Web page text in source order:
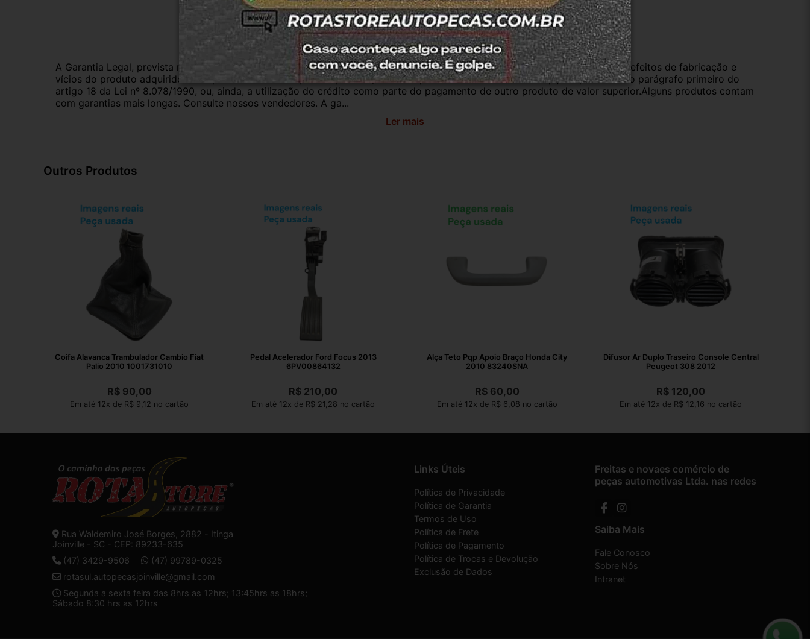
Garantia Certificado de Procedência Troca e Devolução
A Garantia Legal, prevista no Código de Defesa do Consumidor, é de 90 (noventa) dias a partir da data da compra e cobre defeitos de fabricação e
vícios do produto adquirido.Na impossibilidade de reparar o produto, o cliente poderá escolher dentre as opções previstas no parágrafo primeiro do
artigo 18 da Lei nº 8.078/1990, ou, ainda, a utilização do crédito como parte do pagamento de outro produto de valor superior.Alguns produtos contam
com garantias mais longas. Consulte nossos vendedores. A ga...
Ler mais
Outros Produtos
Coifa Alavanca Trambulador Cambio Fiat
Palio 2010 1001731010
R$90,00
Em até 12x de R$ 9,12 no cartão
Pedal Acelerador Ford Focus 2013
6PV00864132
R$ 210,00
Em até 12x de R$ 21,28 no cartão
Alça Teto Pqp Apoio Braço Honda City
2010 83240SNA
R$60,00
Em até 12x de R$ 6,08 no cartão
Difusor Ar Duplo Traseiro Console Central
Peugeot 308 2012
R$ 120,00
Em até 12x de R$ 12,16 no cartão
Rua Waldemiro José Borges, 2882 - Itinga
Joinville - SC - CEP: 89233-635
(47) 3429-9506
(47) 99789-0325
rotasul.autopecasjoinville@gmail.com
Segunda a sexta feira das 8hrs as 12hrs; 13:45hrs as 18hrs;
Sábado 8:30 hrs as 12hrs
Links Úteis
Política de Privacidade
Política de Garantia
Termos de Uso
Política de Frete
Política de Pagamento
Política de Trocas e Devolução
Exclusão de Dados
Freitas e novaes comércio de
peças automotivas Ltda. nas redes
Saiba Mais
Fale Conosco
Sobre Nós
Intranet